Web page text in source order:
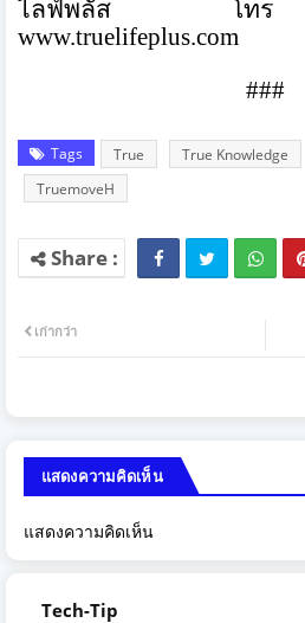
ไลฟ์พลัส โท
www.truelifeplus.com
###
Tags True True Knowledge
TruemoveH
เก่ากว่า
แสดงความคิดเห็น
แสดงความคิดเห็น
Tech-Tip